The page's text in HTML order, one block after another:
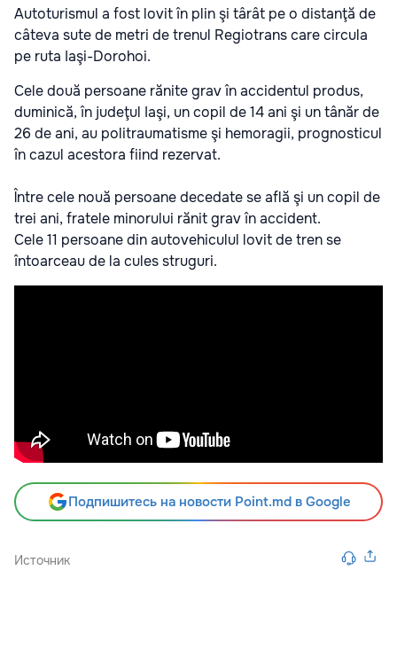
Autoturismul a fost lovit în plin şi târât pe o distanţă de
câteva sute de metri de trenul Regiotrans care circula
pe ruta Iaşi-Dorohoi.
Cele două persoane rănite grav în accidentul produs,
duminică, în judeţul Iaşi, un copil de 14 ani şi un tânăr de
26 de ani, au politraumatisme şi hemoragii, prognosticul
în cazul acestora fiind rezervat.
Între cele nouă persoane decedate se află şi un copil de
trei ani, fratele minorului rănit grav în accident.
Cele 11 persoane din autovehiculul lovit de tren se
întoarceau de la cules struguri.
Подпишитесь на новости Point.md в Google
Источник